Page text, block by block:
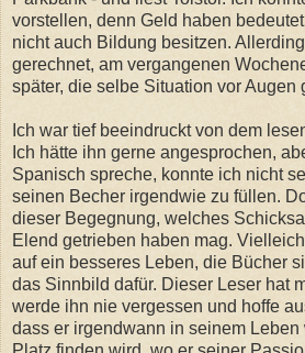
vorstellen, denn Geld haben
nicht auch Bildung besitzen.
gerechnet, am vergangenen
später, die selbe Situation vor Augen
Ich war tief beeindruckt von dem
Ich hätte ihn gerne angesprochen,
Spanisch spreche, konnte ich nicht
seinen Becher irgendwie zu füllen.
dieser Begegnung, welches
Elend getrieben haben mag.
auf ein besseres Leben, die Bücher
das Sinnbild dafür. Dieser Leser hat
werde ihn nie vergessen und hoffe
dass er irgendwann in seinem